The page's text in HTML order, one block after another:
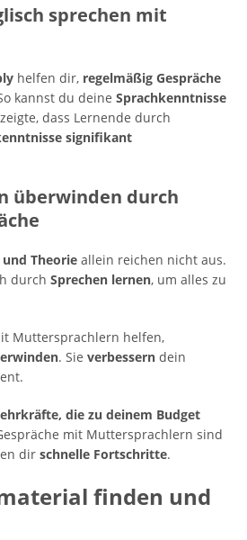
sprechen mit
helfen dir, regelmäßig Gespräche
kannst du deine Sprachkenntnisse
dass Lernende durch
signifikant
überwinden durch
Theorie allein reichen nicht aus.
durch Sprechen lernen, um alles zu
Muttersprachlern helfen,
. Sie verbessern dein
die zu deinem Budget
mit Muttersprachlern sind
dir schnelle Fortschritte.
finden und